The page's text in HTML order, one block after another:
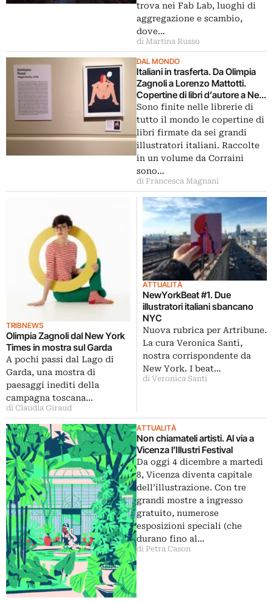
trova nei Fab Lab, luoghi di
aggregazione e scambio,
dove…
di Martina Russo
DAL MONDO
Italiani in trasferta. Da Olimpia
Zagnoli a Lorenzo Mattotti.
Copertine di libri d’autore a New
York
Sono finite nelle librerie di
tutto il mondo le copertine di
libri firmate da sei grandi
illustratori italiani. Raccolte
in un volume da Corraini
sono…
di Francesca Magnani
TRIBNEWS
Olimpia Zagnoli dal New York
Times in mostra sul Garda
A pochi passi dal Lago di
Garda, una mostra di
paesaggi inediti della
campagna toscana…
di Claudia Giraud
ATTUALITÀ
NewYorkBeat #1. Due
illustratori italiani sbancano
NYC
Nuova rubrica per Artribune.
La cura Veronica Santi,
nostra corrispondente da
New York. I beat…
di Veronica Santi
ATTUALITÀ
Non chiamateli artisti. Al via a
Vicenza l’Illustri Festival
Da oggi 4 dicembre a martedì
8, Vicenza diventa capitale
dell’illustrazione. Con tre
grandi mostre a ingresso
gratuito, numerose
esposizioni speciali (che
durano fino al…
di Petra Cason